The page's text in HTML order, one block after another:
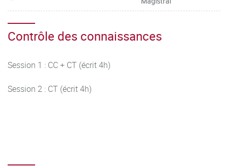
Contrôle des connaissances
Session 1 : CC + CT (écrit 4h)
Session 2 : CT (écrit 4h)